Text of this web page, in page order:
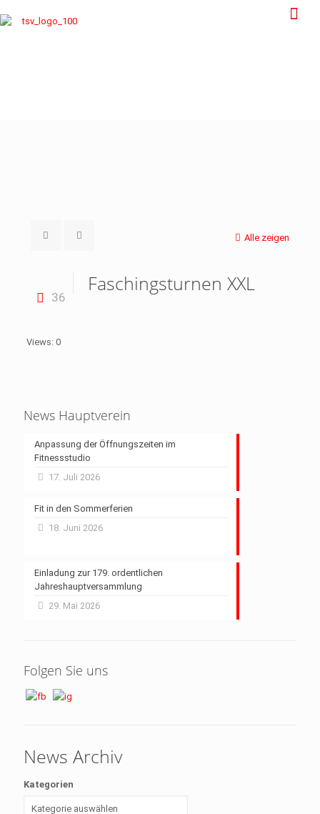
Alle zeigen
36
Faschingsturnen XXL
Views: 0
News Hauptverein
Anpassung der Öffnungszeiten im
Fitnessstudio
17. Juli 2026
Fit in den Sommerferien
18. Juni 2026
Einladung zur 179. ordentlichen
Jahreshauptversammlung
29. Mai 2026
Folgen Sie uns
News Archiv
Kategorien